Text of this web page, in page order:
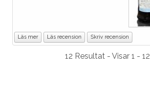
Läs mer Läs recension Skriv recension
12 Resultat - Visar 1 - 12